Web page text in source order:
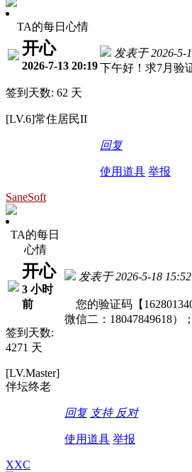
TA的每日心情
开心
2026-7-13 20:19
签到天数: 62 天
[LV.6]常住居民II
发表于 2026-5-
下午好！求7月验
回复
使用道具 举报
SaneSoft
TA的每日
心情
开心
3 小时
前
签到天数:
4271 天
[LV.Master]
伴坛终老
发表于 2026-5-18
您的验证码【
微信二：18047849618
回复 支持 反对
使用道具 举报
XXC